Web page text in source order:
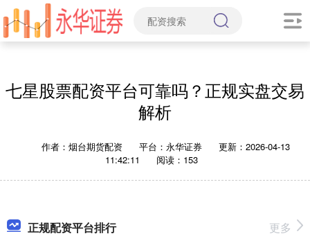
七星股票配资平台可靠吗？正规实盘交易
解析
作者：烟台期货配资 平台：永华证券
更新：2026-04-13
11:42:11
阅读：153
正规配资平台排行 更多